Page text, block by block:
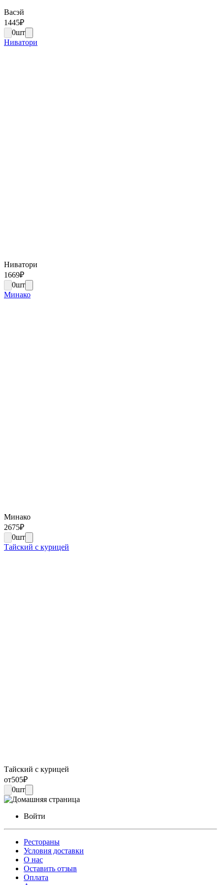
Васэй
1445₽
0шт
Ниватори
Ниватори
1669₽
0шт
Минако
Минако
2675₽
0шт
Тайский с курицей
Тайский с курицей
от505₽
0шт
Войти
Рестораны
Условия доставки
О нас
Оставить отзыв
Оплата